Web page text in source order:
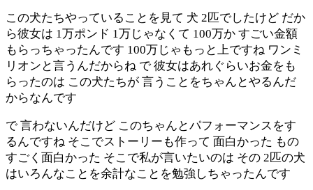
この犬たちやっていることを見て 犬 2匹でしたけど だか
ら彼女は 1万ポンド 1万じゃなくて 100万か すごい金額
もらっちゃったんです 100万じゃもっと上ですね ワンミ
リオンと言うんだからね で 彼女はあれぐらいお金をも
らったのは この犬たちが 言うことをちゃんとやるんだ
からなんです
で 言わないんだけど このちゃんとパフォーマンスをす
るんですね そこでストーリーも作って 面白かった もの
すごく面白かった そこで私が言いたいのは その 2匹の犬
はいろんなことを余計なことを勉強しちゃったんです